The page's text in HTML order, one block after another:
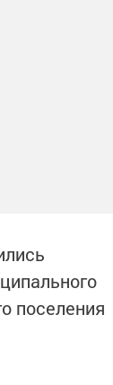
поселения